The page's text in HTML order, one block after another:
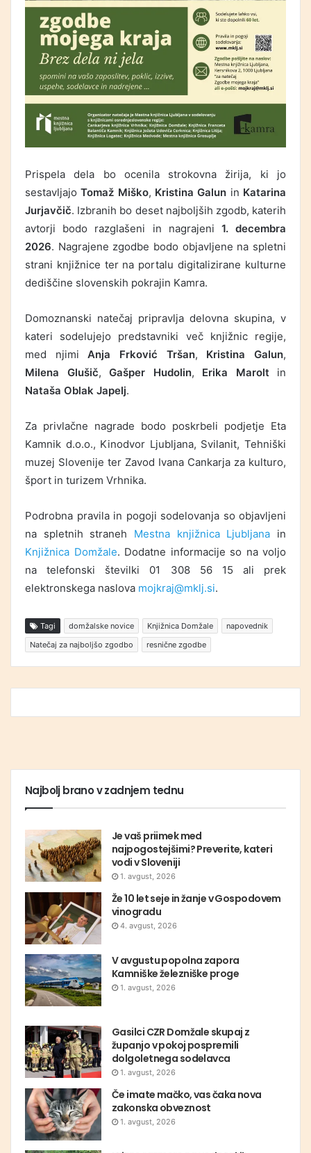
Prispela dela bo ocenila strokovna žirija, ki jo
sestavljajoTomaž Miško, Kristina Galun in Katarina
Jurjavčič. Izbranih bo deset najboljših zgodb, katerih
avtorji bodo razglašeni in nagrajeni 1. decembra
2026. Nagrajene zgodbe bodo objavljene na spletni
strani knjižnice ter na portalu digitalizirane kulturne
dediščine slovenskih pokrajin Kamra.
Domoznanski natečaj pripravlja delovna skupina, v
kateri sodelujejo predstavniki več knjižnic regije,
med njimiAnja Frković Tršan, Kristina Galun,
Milena Glušič, Gašper Hudolin, Erika Maroltin
Nataša Oblak Japelj.
Za privlačne nagrade bodo poskrbeli podjetje Eta
Kamnik d.o.o., Kinodvor Ljubljana, Svilanit,Tehniški
muzej Slovenije ter Zavod Ivana Cankarja za kulturo,
šport in turizem Vrhnika.
Podrobna pravila in pogoji sodelovanja so objavljeni
na spletnih straneh Mestna knjižnica Ljubljana in
Knjižnica Domžale. Dodatne informacije so na voljo
na telefonski številki 01 308 56 15 ali prek
elektronskega naslova mojkraj@mklj.si.
Tagi domžalske novice Knjižnica Domžale
napovednik
Natečaj za najboljšo zgodbo
resnične zgodbe
Najbolj brano v zadnjem tednu
Je vaš priimek med
najpogostejšimi? Preverite, kateri
vodi v Sloveniji
1. avgust, 2026
Že 10 let seje in žanje v Gospodovem
vinogradu
4. avgust, 2026
V avgustu popolna zapora
Kamniške železniške proge
1. avgust, 2026
Gasilci CZR Domžale skupaj z
županjo v pokoj pospremili
dolgoletnega sodelavca
1. avgust, 2026
Če imate mačko, vas čaka nova
zakonska obveznost
1. avgust, 2026